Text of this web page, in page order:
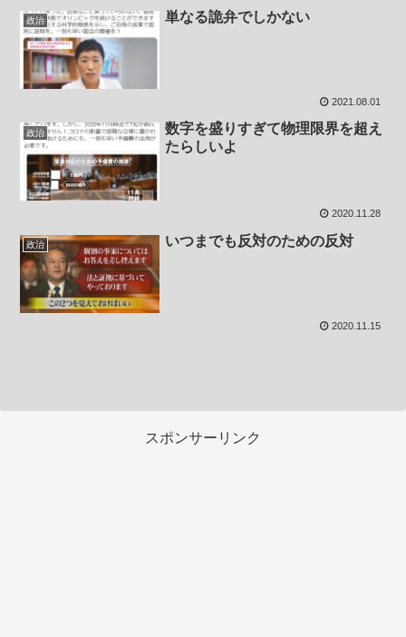
政治 単なる詭弁でしかない
2021.08.01
政治
数字を盛りすぎて物理限界を超え
たらしいよ
2020.11.28
政治 いつまでも反対のための反対
2020.11.15
スポンサーリンク